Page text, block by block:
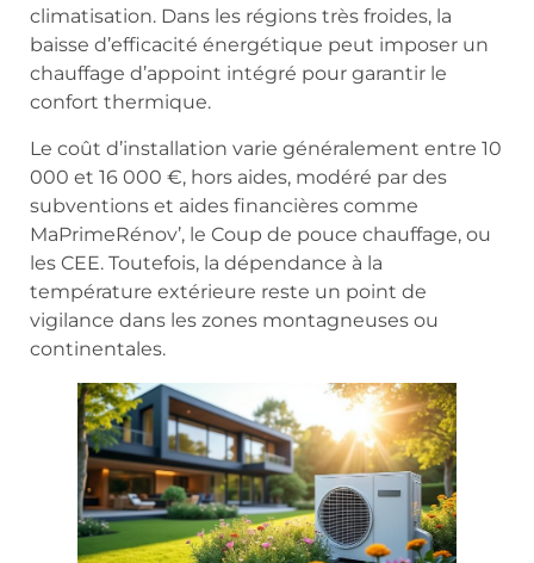
climatisation. Dans les régions très froides, la
baisse d’efficacité énergétique peut imposer un
chauffage d’appoint intégré pour garantir le
confort thermique.
Le coût d’installation varie généralement entre 10
000 et 16 000 €, hors aides, modéré par des
subventions et aides financières comme
MaPrimeRénov’, le Coup de pouce chauffage, ou
les CEE. Toutefois, la dépendance à la
température extérieure reste un point de
vigilance dans les zones montagneuses ou
continentales.